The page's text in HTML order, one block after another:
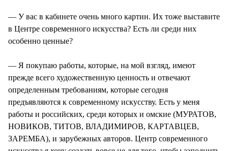
— У вас в кабинете очень много картин. Их тоже выставите
в Центре современного искусства? Есть ли среди них
особенно ценные?
— Я покупаю работы, которые, на мой взгляд, имеют
прежде всего художественную ценность и отвечают
определенным требованиям, которые сегодня
предъявляются к современному искусству. Есть у меня
работы и российских, среди которых и омские (МУРАТОВ,
НОВИКОВ, ТИТОВ, ВЛАДИМИРОВ, КАРТАВЦЕВ,
ЗАРЕМБА), и зарубежных авторов. Центр современного